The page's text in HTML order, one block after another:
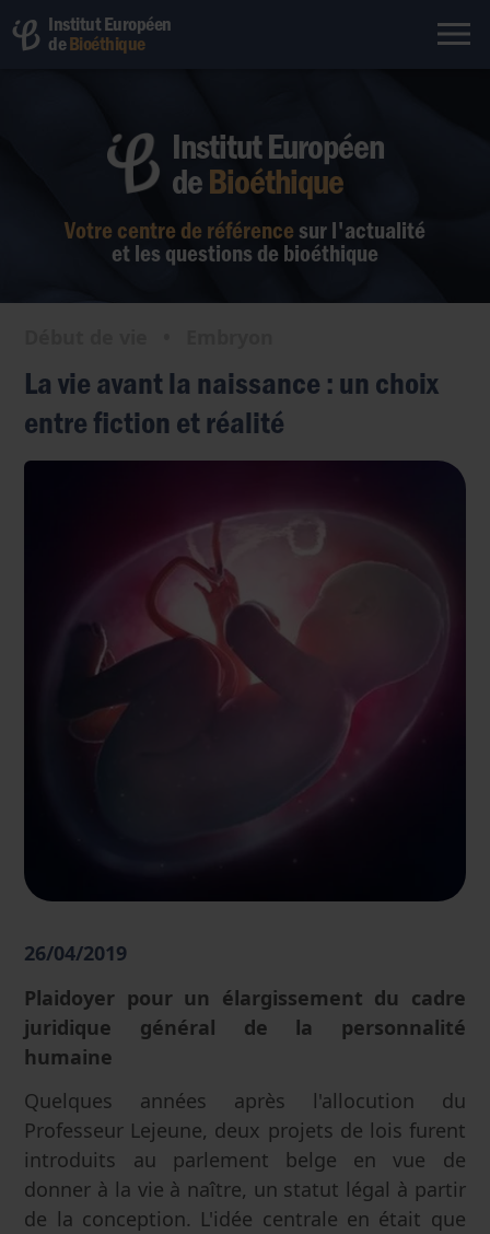
Institut Européen
deBioéthique
Votre centre de référence sur l'actualité
et les questions de bioéthique
Institut Européen
deBioéthique
La vie avant la naissance : un choix
entre fiction et réalité
26/04/2019
Plaidoyer pour un élargissement du cadre
juridique général de la personnalité
humaine
Quelques années après l'allocution du
Professeur Lejeune, deux projets de lois furent
introduits au parlement belge en vue de
donner à la vie à naître, un statut légal à partir
de la conception. L'idée centrale en était que